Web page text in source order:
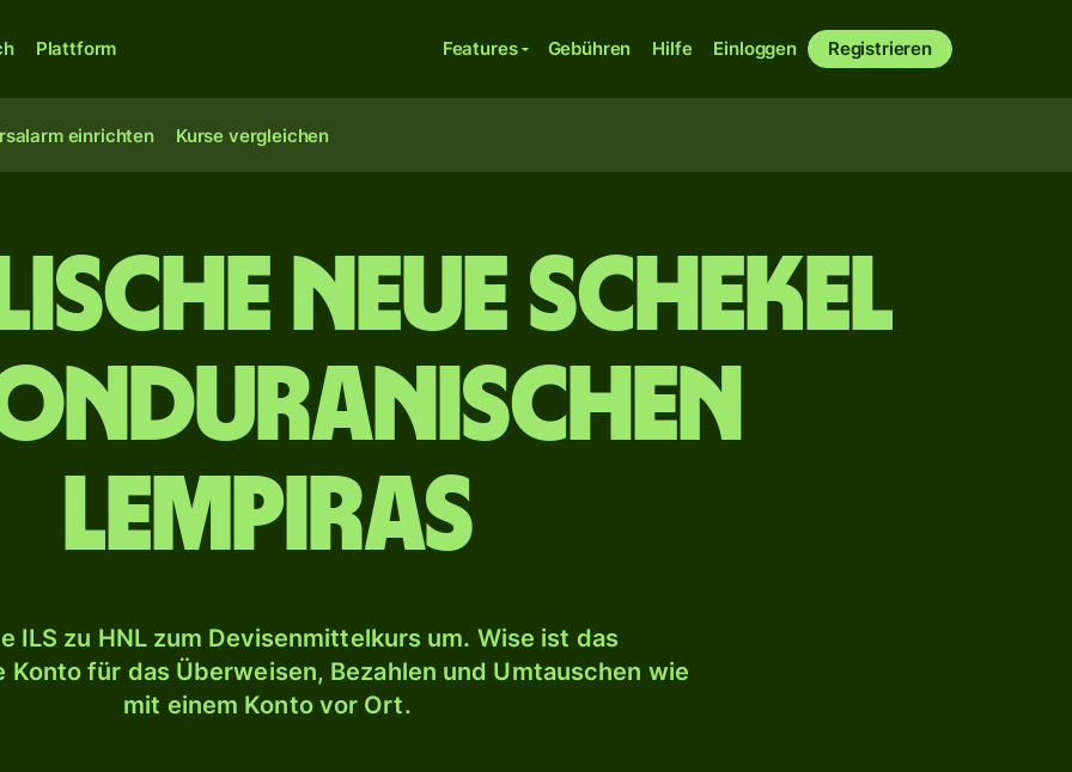
Plattform Features Gebühren Hilfe Einloggen Registrieren
einrichten Kurse vergleichen
Neue Schekel
Lempiras
ILS zu HNL zum Devisenmittelkurs um. Wise ist das
Konto für das Überweisen, Bezahlen und Umtauschen wie
mit einem Konto vor Ort.